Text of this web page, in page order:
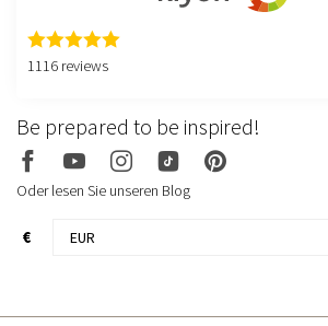
1116 reviews
Be prepared to be inspired!
Oder lesen Sie unseren Blog
€